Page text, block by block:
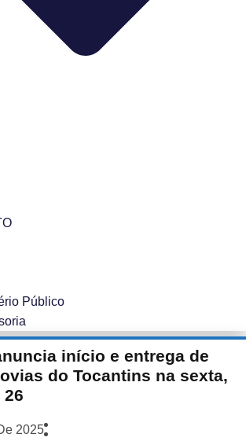
Público
início e entrega de
do Tocantins na sexta,
26
2025